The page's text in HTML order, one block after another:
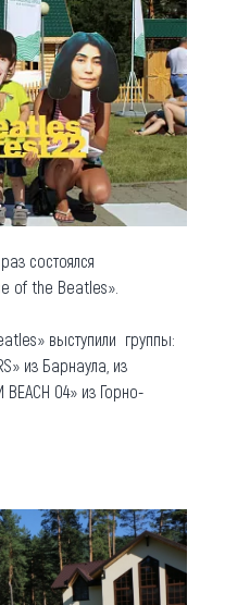
состоялся
of the Beatles».
выступили группы:
из Барнаула, из
04» из Горно-